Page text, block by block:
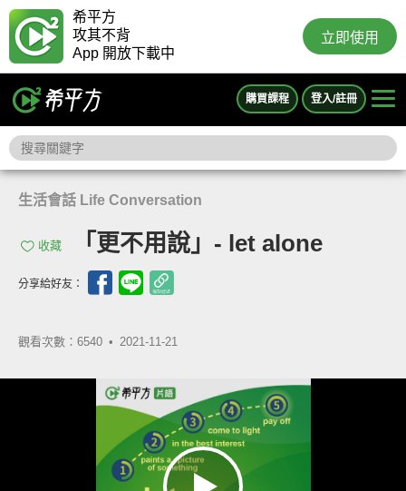
希平方
攻其不背
App 開放下載中
立即使用
購買課程 登入/註冊
生活會話 Life Conversation
收藏 「更不用說」- let alone
分享給好友：
觀看次數：6540 • 2021-11-21